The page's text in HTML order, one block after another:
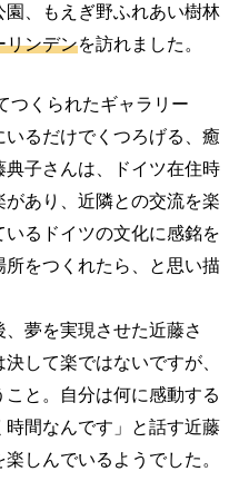
、もえぎ野ふれあい樹林
リンデンを訪れました。
つくられたギャラリー
るだけでくつろげる、癒
典子さんは、ドイツ在住時
あり、近隣との交流を楽
るドイツの文化に感銘を
をつくれたら、と思い描
夢を実現させた近藤さ
して楽ではないですが、
こと。自分は何に感動する
間なんです」と話す近藤
しんでいるようでした。